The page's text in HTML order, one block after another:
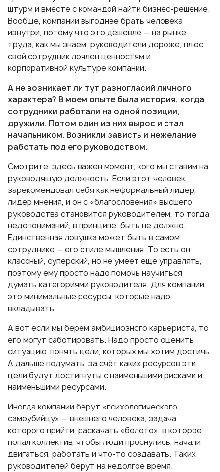
штурм и вместе с командой найти бизнес-решение.
Вообще, компании выгоднее брать человека
изнутри, потому что это дешевле — на рынке
труда, как мы знаем, руководители дороже, плюс
свой сотрудник лоялен ценностям и
корпоративной культуре компании.
А не возникает ли тут разногласий личного
характера? В моем опыте была история, когда
сотрудники работали на одной позиции,
дружили. Потом один из них вырос и стал
начальником. Возникли зависть и нежелание
работать под его руководством.
Смотрите, здесь важен момент, кого мы ставим на
руководящую должность. Если этот человек
зарекомендовал себя как неформальный лидер,
лидер мнения, и он с «благословения» высшего
руководства становится руководителем, то тогда
недопониманий, в принципе, быть не должно.
Единственная ловушка может быть в самом
сотруднике — его стиле мышления. То есть он
классный, суперский, но не умеет ещё управлять,
поэтому ему просто надо помочь научиться
думать категориями руководителя. Для компании
это минимальные ресурсы, которые надо
вкладывать.
А вот если мы берём амбициозного карьериста, то
его могут саботировать. Надо просто оценить
ситуацию, понять цели, которых мы хотим достичь.
А дальше подумать, за счёт каких ресурсов эти
цели будут достигнуты с наименьшими рисками и
наименьшими ресурсами.
Иногда компании берут «психологического
самоубийцу» — внешнего человека, задача
которого прийти, раскачать «болото», в которое
попал коллектив, чтобы люди проснулись, начали
двигаться, работать и что-то создавать. Таких
руководителей берут на недолгое время.